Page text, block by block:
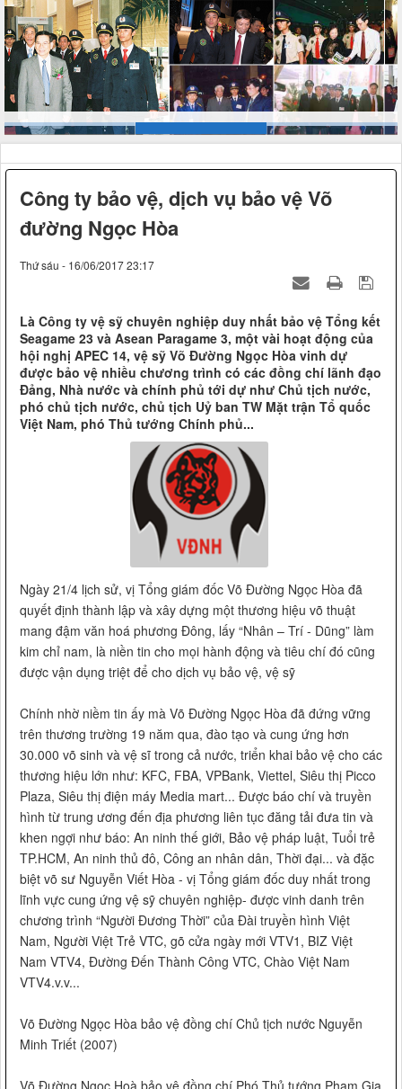
Công ty bảo vệ, dịch vụ bảo vệ Võ
đường Ngọc Hòa
Thứ sáu - 16/06/2017 23:17
Là Công ty vệ sỹ chuyên nghiệp duy nhất bảo vệ Tổng kết
Seagame 23 và Asean Paragame 3, một vài hoạt động của
hội nghị APEC 14, vệ sỹ Võ Đường Ngọc Hòa vinh dự
được bảo vệ nhiều chương trình có các đồng chí lãnh đạo
Đảng, Nhà nước và chính phủ tới dự như Chủ tịch nước,
phó chủ tịch nước, chủ tịch Uỷ ban TW Mặt trận Tổ quốc
Việt Nam, phó Thủ tướng Chính phủ...
Ngày 21/4 lịch sử, vị Tổng giám đốc Võ Đường Ngọc Hòa đã
quyết định thành lập và xây dựng một thương hiệu võ thuật
mang đậm văn hoá phương Đông, lấy “Nhân – Trí - Dũng” làm
kim chỉ nam, là niền tin cho mọi hành động và tiêu chí đó cũng
được vận dụng triệt để cho dịch vụ bảo vệ, vệ sỹ
Chính nhờ niềm tin ấy mà Võ Đường Ngọc Hòa đã đứng vững
trên thương trường 19 năm qua, đào tạo và cung ứng hơn
30.000 võ sinh và vệ sĩ trong cả nước, triển khai bảo vệ cho các
thương hiệu lớn như: KFC, FBA, VPBank, Viettel, Siêu thị Picco
Plaza, Siêu thị điện máy Media mart... Được báo chí và truyền
hình từ trung ương đến địa phương liên tục đăng tải đưa tin và
khen ngợi như báo: An ninh thế giới, Bảo vệ pháp luật, Tuổi trẻ
TP.HCM, An ninh thủ đô, Công an nhân dân, Thời đại... và đặc
biệt võ sư Nguyễn Viết Hòa - vị Tổng giám đốc duy nhất trong
lĩnh vực cung ứng vệ sỹ chuyên nghiệp- được vinh danh trên
chương trình “Người Đương Thời” của Đài truyền hình Việt
Nam, Người Việt Trẻ VTC, gõ cửa ngày mới VTV1, BIZ Việt
Nam VTV4, Đường Đến Thành Công VTC, Chào Việt Nam
VTV4.v.v...
Võ Đường Ngọc Hòa bảo vệ đồng chí Chủ tịch nước Nguyễn
Minh Triết (2007)